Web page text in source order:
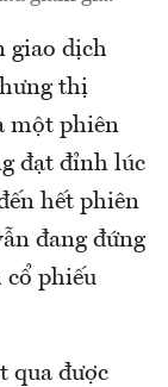
giao dịch
thị
một phiên
đạt đỉnh lúc
hết phiên
đang đứng
cổ phiếu
qua được